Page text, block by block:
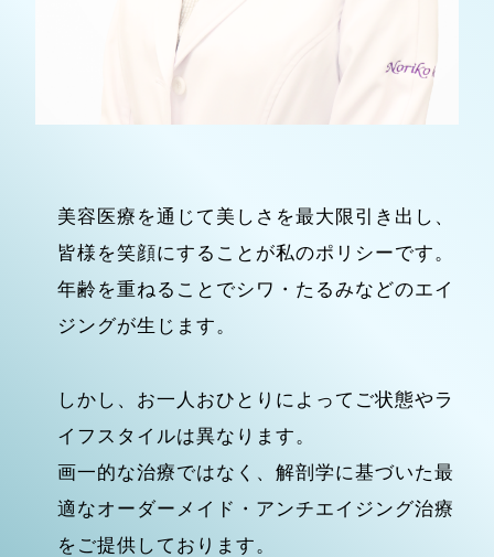
美容医療を通じて美しさを最大限引き出し、
皆様を笑顔にすることが私のポリシーです。
年齢を重ねることでシワ・たるみなどのエイ
ジングが生じます。
しかし、お一人おひとりによってご状態やラ
イフスタイルは異なります。
画一的な治療ではなく、解剖学に基づいた最
適なオーダーメイド・アンチエイジング治療
をご提供しております。